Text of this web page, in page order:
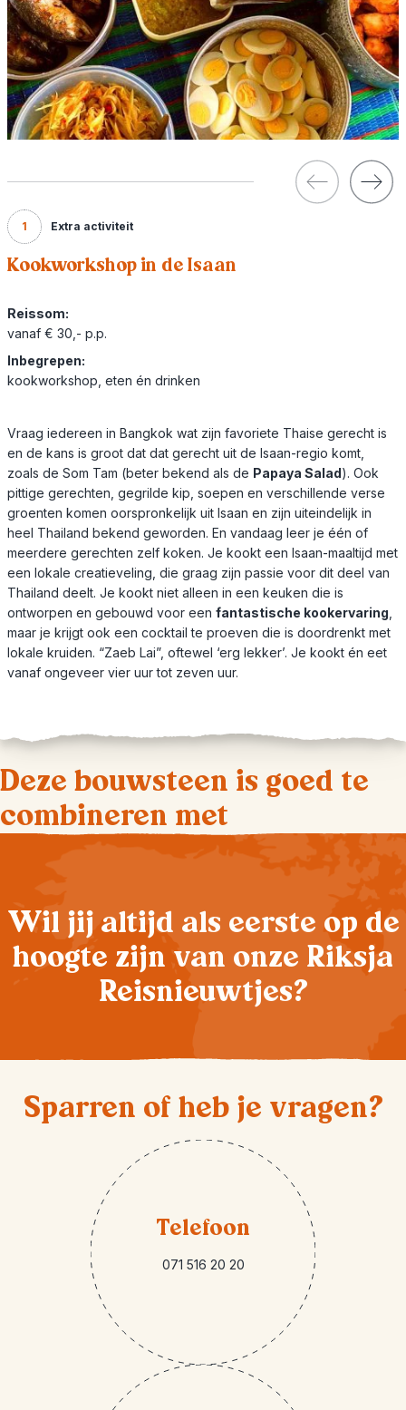
1 Extra activiteit
Kookworkshop in de Isaan
Reissom:
vanaf € 30,- p.p.
Inbegrepen:
kookworkshop, eten én drinken
Vraag iedereen in Bangkok wat zijn favoriete Thaise gerecht is
en de kans is groot dat dat gerecht uit de Isaan-regio komt,
zoals de Som Tam (beter bekend als de Papaya Salad). Ook
pittige gerechten, gegrilde kip, soepen en verschillende verse
groenten komen oorspronkelijk uit Isaan en zijn uiteindelijk in
heel Thailand bekend geworden. En vandaag leer je één of
meerdere gerechten zelf koken. Je kookt een Isaan-maaltijd met
een lokale creatieveling, die graag zijn passie voor dit deel van
Thailand deelt. Je kookt niet alleen in een keuken die is
ontworpen en gebouwd voor een fantastische kookervaring
maar je krijgt ook een cocktail te proeven die is doordrenkt met
lokale kruiden. “Zaeb Lai”, oftewel ‘erg lekker’. Je kookt én eet
vanaf ongeveer vier uur tot zeven uur.
Deze bouwsteen is goed te
combineren met
Wil jij altijd als eerste op de
hoogte zijn van onze Riksja
Reisnieuwtjes?
Sparren of heb je vragen?
Telefoon
071 516 20 20